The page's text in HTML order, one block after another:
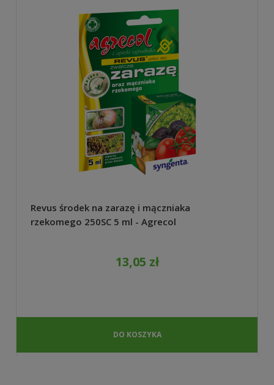
Revus środek na zarazę i mączniaka
rzekomego 250SC 5 ml - Agrecol
13,05 zł
DO KOSZYKA